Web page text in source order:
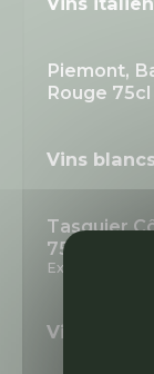
Piemont,
Rouge 75cl
Vins
Tasquier
75cl
Existe en 50cl :
Vins rosés